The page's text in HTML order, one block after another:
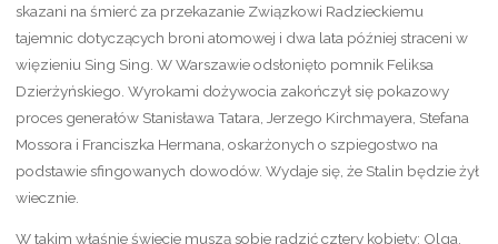
skazani na śmierć za przekazanie Związkowi Radzieckiemu
tajemnic dotyczących broni atomowej i dwa lata później straceni w
więzieniu Sing Sing. W Warszawie odsłonięto pomnik Feliksa
Dzierżyńskiego. Wyrokami dożywocia zakończył się pokazowy
proces generałów Stanisława Tatara, Jerzego Kirchmayera, Stefana
Mossora i Franciszka Hermana, oskarżonych o szpiegostwo na
podstawie sfingowanych dowodów. Wydaje się, że Stalin będzie żył
wiecznie.
W takim właśnie świecie muszą sobie radzić cztery kobiety: Olga,